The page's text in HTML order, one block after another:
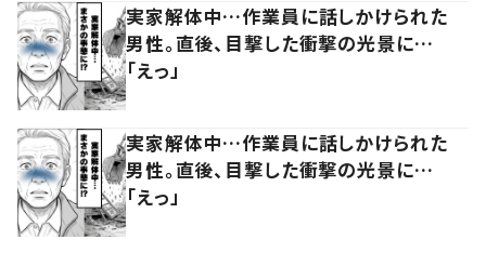
実家解体中…作業員に話しかけられた
男性。直後、目撃した衝撃の光景に…
「えっ」
実家解体中…作業員に話しかけられた
男性。直後、目撃した衝撃の光景に…
「えっ」